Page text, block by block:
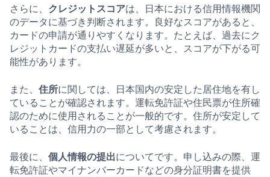
さらに、 クレジットスコアは、日本における信用情報機関
のデータに基づき判断されます。良好なスコアがあると、
カードの申請が通りやすくなります。たとえば、過去にク
レジットカードの支払い遅延が多いと、スコアが下がる可
能性があります。
また、 住所に関しては、日本国内の安定した居住地を有し
ていることが確認されます。運転免許証や住民票が住所確
認のために使用されることが一般的です。住所が安定して
いることは、信用力の一部として考慮されます。
最後に、 個人情報の提出についてです。申し込みの際、運
転免許証やマイナンバーカードなどの身分証明書を提供